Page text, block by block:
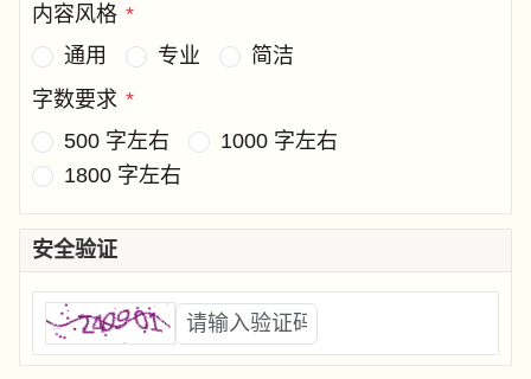
内容风格 *
通用
专业
简洁
字数要求 *
500 字左右
1000 字左右
1800 字左右
安全验证